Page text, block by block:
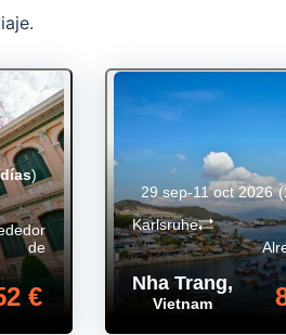
,
de
€
)
Nha Trang,
Vietnam
Karlsruhe
29 sep-11 oct 2026(